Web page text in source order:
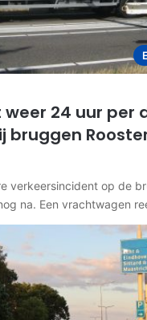
weer 24 uur per
bruggen
verkeersincident op de
na. Een vrachtwagen